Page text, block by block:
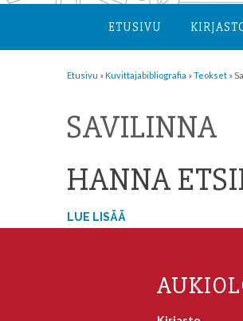
ETUSIVU
Etusivu »Kuvittaja­bibliografia »Teokset »
SAVILINNA
HANNA
LUE LISÄÄ